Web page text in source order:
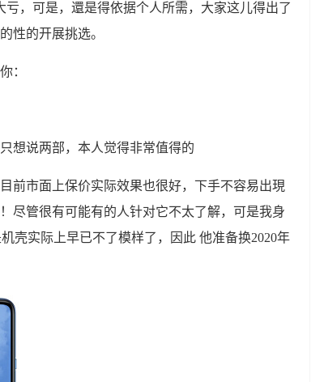
，可是，還是得依据个人所需，大家这儿得出了
性的开展挑选。
：
想说两部，本人觉得非常值得的
前市面上保价实际效果也很好，下手不容易出現
尽管很有可能有的人针对它不太了解，可是我身
壳实际上早已不了模样了，因此 他准备换2020年